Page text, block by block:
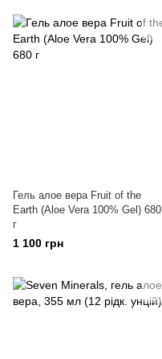
Гель алое вера Fruit of the
Earth (Aloe Vera 100% Gel) 680
г
1 100 грн